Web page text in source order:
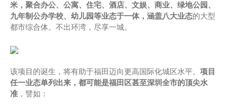
米，聚合办公、公寓、住宅、酒店、文娱、商业、绿地公园、
九年制公办学校、幼儿园等业态于一体，涵盖八大业态的大型
都市综合体。不出环湾，尽享一城。
该项目的诞生，将有助于福田迈向更高国际化城区水平。 项目
任一业态单列出来，都可能是福田区甚至深圳全市的顶尖水
准 ，譬如：